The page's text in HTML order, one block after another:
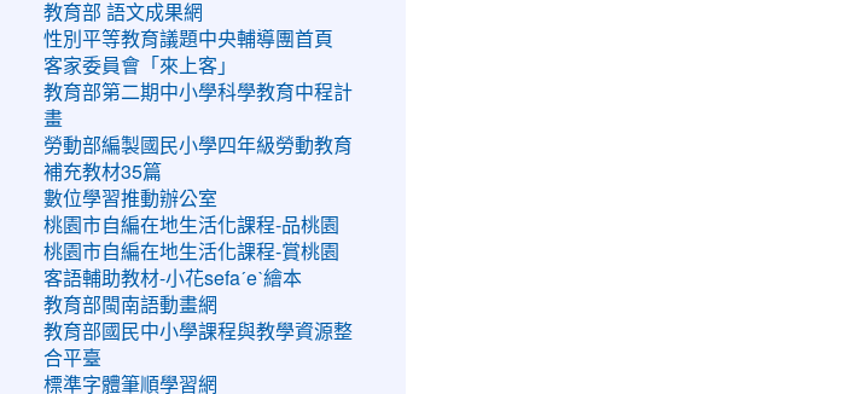
教育部 語文成果網
性別平等教育議題中央輔導團首頁
客家委員會「來上客」
教育部第二期中小學科學教育中程計
畫
勞動部編製國民小學四年級勞動教育
補充教材35篇
數位學習推動辦公室
桃園市自編在地生活化課程-品桃園
桃園市自編在地生活化課程-賞桃園
客語輔助教材-小花sefaˊeˋ繪本
教育部閩南語動畫網
教育部國民中小學課程與教學資源整
合平臺
標準字體筆順學習網